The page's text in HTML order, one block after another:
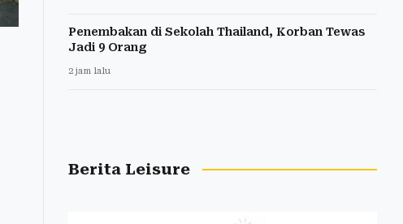
Penembakan di Sekolah Thailand, Korban Tewas
Jadi 9 Orang
2 jam lalu
Berita Leisure